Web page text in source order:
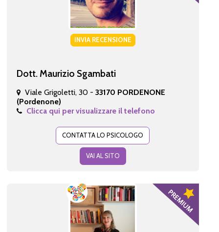
INVIA RECENSIONE
Dott. Maurizio Sgambati
Viale Grigoletti, 30 - 33170 PORDENONE
(Pordenone)
Clicca qui per visualizzare il telefono
CONTATTA LO PSICOLOGO
VAI AL SITO